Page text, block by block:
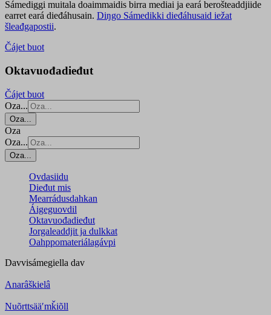
Sámediggi muitala doaimmaidis birra mediai ja eará berošteaddjiide
earret eará dieđáhusain. Diŋgo Sámedikki dieđáhusaid iežat
šleađgapostii.
Čájet buot
Oktavuođadieđut
Čájet buot
Oza...
Oza...
Oza
Oza...
Oza...
Ovdasiidu
Dieđut mis
Mearrádusdahkan
Áigeguovdil
Oktavuođadieđut
Jorgaleaddjit ja dulkkat
Oahppomateriálagávpi
Davvisámegiella dav
Anarâškielâ
Nuõrttsääʹmǩiõll